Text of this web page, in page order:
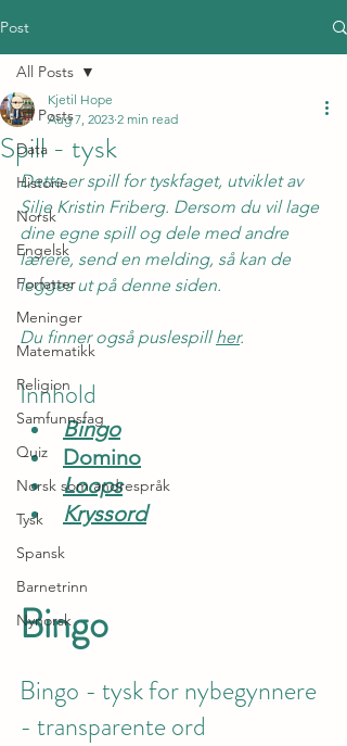
Post
All Posts
Data
Historie
Norsk
Engelsk
Forfatter
Meninger
Matematikk
Religion
Samfunnsfag
Quiz
Norsk som andrespråk
Tysk
Spansk
Barnetrinn
Nynorsk
All Posts
Spill - tysk
Kjetil Hope
Aug 7, 2023 2 min read
Dette er spill for tyskfaget, utviklet av
Silje Kristin Friberg. Dersom du vil lage
dine egne spill og dele med andre
lærere, send en melding, så kan de
legges ut på denne siden.
Du finner også puslespill her.
Innhold
Bingo
Domino
Loops
Kryssord
Bingo
Bingo - tysk for nybegynnere
- transparente ord